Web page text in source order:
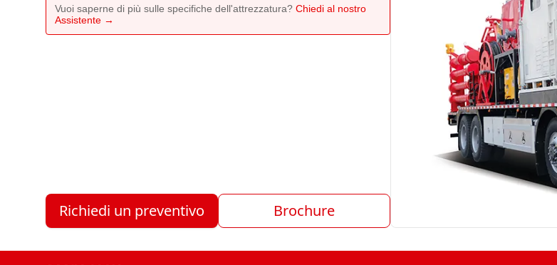
Vuoi saperne di più sulle specifiche dell'attrezzatura? Chiedi al nostro
Assistente →
Richiedi un preventivo Brochure